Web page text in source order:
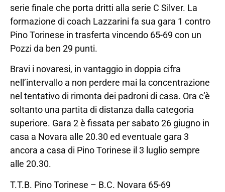
serie finale che porta dritti alla serie C Silver. La
formazione di coach Lazzarini fa sua gara 1 contro
Pino Torinese in trasferta vincendo 65-69 con un
Pozzi da ben 29 punti.
Bravi i novaresi, in vantaggio in doppia cifra
nell’intervallo a non perdere mai la concentrazione
nel tentativo di rimonta dei padroni di casa. Ora c’è
soltanto una partita di distanza dalla categoria
superiore. Gara 2 è fissata per sabato 26 giugno in
casa a Novara alle 20.30 ed eventuale gara 3
ancora a casa di Pino Torinese il 3 luglio sempre
alle 20.30.
T.T.B. Pino Torinese – B.C. Novara 65-69